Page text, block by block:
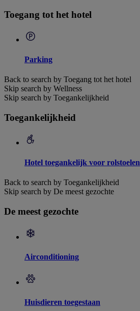
Toegang tot het hotel
Parking
Back to search by Toegang tot het hotel
Skip search by Wellness
Skip search by Toegankelijkheid
Toegankelijkheid
Hotel toegankelijk voor rolstoelen
Back to search by Toegankelijkheid
Skip search by De meest gezochte
De meest gezochte
Airconditioning
Huisdieren toegestaan